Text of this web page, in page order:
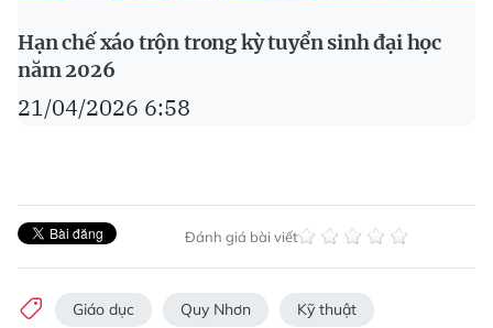
Hạn chế xáo trộn trong kỳ tuyển sinh đại học
năm 2026
21/04/2026 6:58
Đánh giá bài viết
Giáo dục Quy Nhơn Kỹ thuật